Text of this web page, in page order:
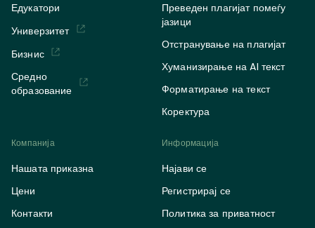
Едукатори
Универзитет
Бизнис
Средно
образование
Преведен плагијат помеѓу
јазици
Отстранување на плагијат
Хуманизирање на AI текст
Форматирање на текст
Коректура
Компанија
Нашата приказна
Цени
Контакти
Информација
Најави се
Регистрирај се
Политика за приватност